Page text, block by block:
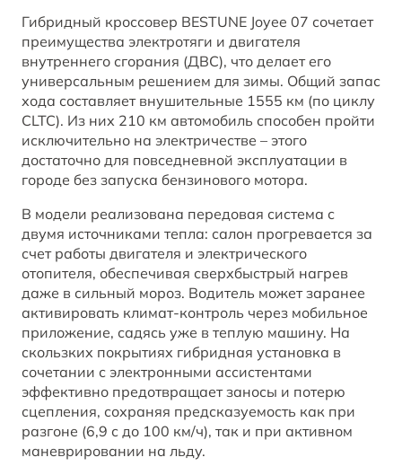
Гибридный кроссовер BESTUNE Joyee 07 сочетает
преимущества электротяги и двигателя
внутреннего сгорания (ДВС), что делает его
универсальным решением для зимы. Общий запас
хода составляет внушительные 1555 км (по циклу
CLTC). Из них 210 км автомобиль способен пройти
исключительно на электричестве – этого
достаточно для повседневной эксплуатации в
городе без запуска бензинового мотора.
В модели реализована передовая система с
двумя источниками тепла: салон прогревается за
счет работы двигателя и электрического
отопителя, обеспечивая сверхбыстрый нагрев
даже в сильный мороз. Водитель может заранее
активировать климат-контроль через мобильное
приложение, садясь уже в теплую машину. На
скользких покрытиях гибридная установка в
сочетании с электронными ассистентами
эффективно предотвращает заносы и потерю
сцепления, сохраняя предсказуемость как при
разгоне (6,9 с до 100 км/ч), так и при активном
маневрировании на льду.